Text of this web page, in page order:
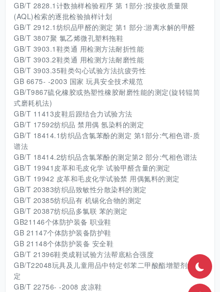
GB/T 2828.1计数抽样检验程序 第 1部分:按接收质量限
(AQL)检索的逐批检验抽样计划
GB/T 2912.1纺织品甲醛的测定 第1 部分:游离水解的甲醛
GB/T 3807聚 氯乙烯微孔塑料拖鞋
GB/T 3903.1鞋类通 用检测方法耐折性能
GB/T 3903.2鞋类通 用检测方法耐磨性能
GB/T 3903.35鞋类勾心试验方法抗疲劳性
GB 6675- -2003 国家 玩具安全技术规范
GB/T9867硫化橡胶或热塑性橡胶耐磨性能的测定(旋转辊简
式磨耗机法)
GB/T 11413皮鞋后跟结合力试验方法
GB/T 17592纺织品 禁用偶 氬染料的测定
GB/T 18414.1纺织品含氯苯酚的测定 第1部分:气相色谱-质
谱法
GB/T 18414.2纺织品含氯苯酚的测定第2 部分:气相色谱法
GB/T 19941皮革和毛皮化学 试验甲醛含量的测定
GB/T 19942 皮革和毛皮化学试验禁 用偶氮料的测定
GB/T 20383纺织品致敏性分散染料的测定
GB/T 20385纺织品有 机锡化合物的测定
GB/T 20387纺织品多氯联 苯的测定
GB21146个体防护装备 职业鞋
GB 21147个体防护装备防护鞋
GB 21148个体防护装备 安全鞋
GB/T 21396鞋类成鞋试验方法帮底粘合强度
GB/T22048玩具及儿童用品中特定邻苯二甲酸酯增塑剂的测
定
GB/T 22756- -2008 皮凉鞋